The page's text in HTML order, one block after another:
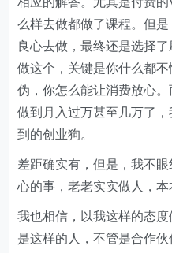
么样去做都做了课程。但
良心去做，最终还是选择
做这个，关键是你什么都
伪，你怎么能让消费放心
做到月入过万甚至几万了
到的创业狗。
差距确实有，但是，我不
心的事，老老实实做人，本
我也相信，以我这样的态
是这样的人，不管是合作